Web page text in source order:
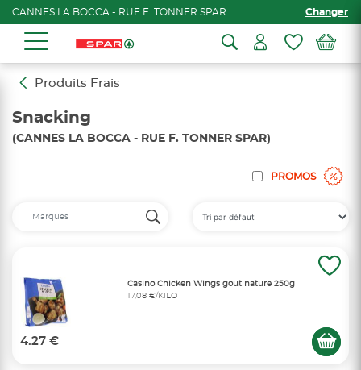
CANNES LA BOCCA - RUE F. TONNER SPAR Changer
Produits Frais
Snacking
(CANNES LA BOCCA - RUE F. TONNER SPAR)
PROMOS
Casino Chicken Wings gout nature 250g
17,08 €/KILO
4.27 €